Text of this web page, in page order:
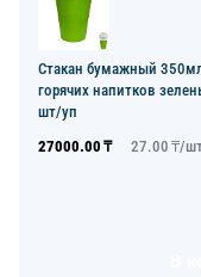
Стакан бумажный
горячих напитков
шт/уп
27000.00 ₸ 27.00 ₸/